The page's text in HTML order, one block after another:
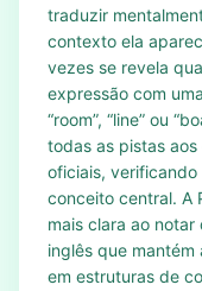
traduzir
contexto ela
vezes se revela
expressão com
“room”, “line” ou
todas as pistas
oficiais, verificando
conceito central. A
mais clara ao
inglês que mantém
em estruturas de